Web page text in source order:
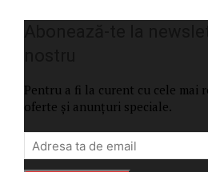
Pentru a fi la curent cu cele mai
oferte și anunțuri speciale.